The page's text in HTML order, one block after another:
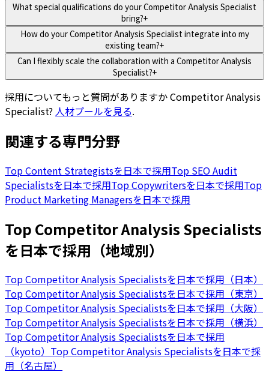
What special qualifications do your Competitor Analysis Specialist
bring?+
How do your Competitor Analysis Specialist integrate into my
existing team?+
Can I flexibly scale the collaboration with a Competitor Analysis
Specialist?+
採用についてもっと質問がありますかCompetitor Analysis
Specialist? 人材プールを見る.
関連する専門分野
Top Content Strategistsを日本で採用Top SEO Audit
Specialistsを日本で採用Top Copywritersを日本で採用Top
Product Marketing Managersを日本で採用
Top Competitor Analysis Specialists
を日本で採用（地域別）
Top Competitor Analysis Specialistsを日本で採用（日本）
Top Competitor Analysis Specialistsを日本で採用（東京）
Top Competitor Analysis Specialistsを日本で採用（大阪）
Top Competitor Analysis Specialistsを日本で採用（横浜）
Top Competitor Analysis Specialistsを日本で採用
（kyoto） Top Competitor Analysis Specialistsを日本で採
用（名古屋）